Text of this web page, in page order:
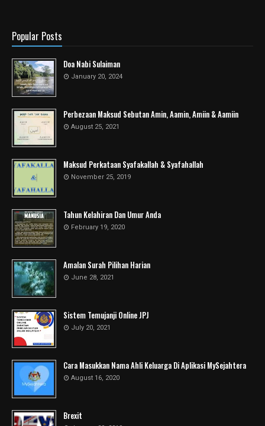
Popular Posts
Doa Nabi Sulaiman
January 20, 2024
Perbezaan Maksud Sebutan Amin, Aamin, Amiin & Aamiin
August 25, 2021
Maksud Perkataan Syafakallah & Syafahallah
November 25, 2019
Tahun Kelahiran Dan Umur Anda
February 19, 2020
Amalan Surah Pilihan Harian
June 28, 2021
Sistem Temujanji Online JPJ
July 20, 2021
Cara Masukkan Nama Ahli Keluarga Di Aplikasi MySejahtera
August 16, 2020
Brexit